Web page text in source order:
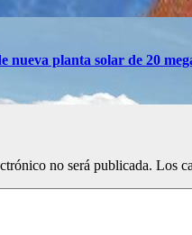
nueva planta solar de 20
no será publicada. Los